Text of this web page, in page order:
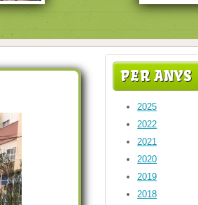
PER ANYS
2025
2022
2021
2020
2019
2018